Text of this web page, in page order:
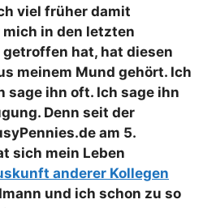
viel früher damit
mich in den letzten
hat, hat diesen
meinem Mund gehört. Ich
sage ihn oft. Ich sage ihn
Denn seit der
am 5.
sich mein Leben
anderer Kollegen
und ich schon zu so